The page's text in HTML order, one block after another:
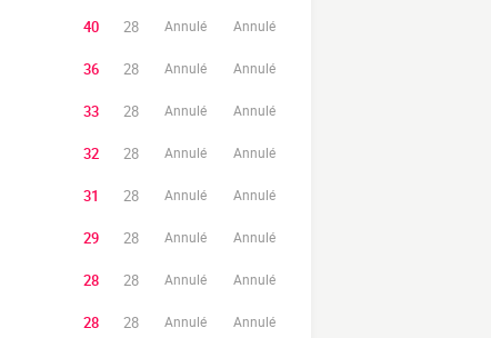
40 28 Annulé Annulé
36 28 Annulé Annulé
33 28 Annulé Annulé
32 28 Annulé Annulé
31 28 Annulé Annulé
29 28 Annulé Annulé
28 28 Annulé Annulé
28 28 Annulé Annulé